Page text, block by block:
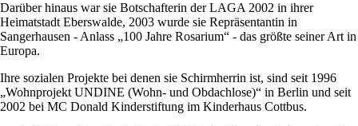
Darüber hinaus war sie Botschafterin der LAGA 2002 in ihrer
Heimatstadt Eberswalde, 2003 wurde sie Repräsentantin in
Sangerhausen - Anlass „100 Jahre Rosarium“ - das größte seiner Art in
Europa.
Ihre sozialen Projekte bei denen sie Schirmherrin ist, sind seit 1996
„Wohnprojekt UNDINE (Wohn- und Obdachlose)“ in Berlin und seit
2002 bei MC Donald Kinderstiftung im Kinderhaus Cottbus.